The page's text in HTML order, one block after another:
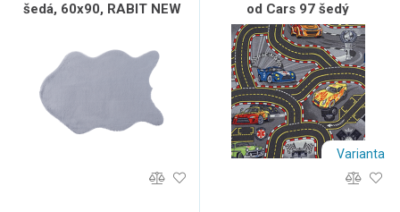
šedá, 60x90, RABIT NEW
od Cars 97 šedý
Varianta